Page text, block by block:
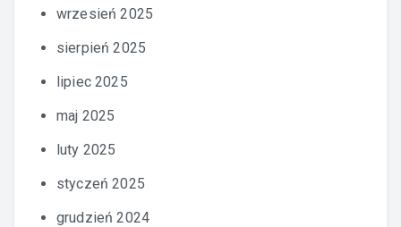
wrzesień 2025
sierpień 2025
lipiec 2025
maj 2025
luty 2025
styczeń 2025
grudzień 2024